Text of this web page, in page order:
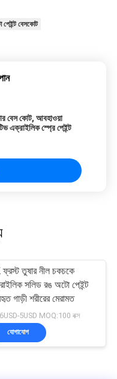
পেইন্ট বেসকোট
বেস কোট, আবহাওয়া
এক্রাইলিক স্প্রে পেইন্ট
তুষার নীল চকচকে
সলিড রঙ অটো পেইন্ট
গাড়ী শরীরের মেরামত
5USD MOQ:100 বক্স
যোগাযোগ